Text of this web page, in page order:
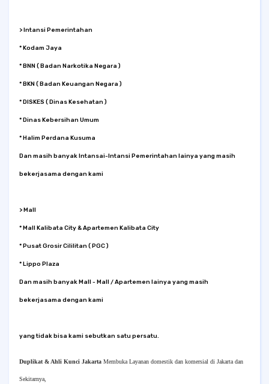
> Intansi Pemerintahan
* Kodam Jaya
* BNN ( Badan Narkotika Negara )
* BKN ( Badan Keuangan Negara )
* DISKES ( Dinas Kesehatan )
* Dinas Kebersihan Umum
* Halim Perdana Kusuma
Dan masih banyak Intansai-Intansi Pemerintahan lainya yang masih
bekerjasama dengan kami
> Mall
* Mall Kalibata City & Apartemen Kalibata City
* Pusat Grosir Cililitan ( PGC )
* Lippo Plaza
Dan masih banyak Mall - Mall / Apartemen lainya yang masih
bekerjasama dengan kami
yang tidak bisa kami sebutkan satu persatu.
Duplikat & Ahli Kunci Jakarta Membuka Layanan domestik dan komersial di Jakarta dan
Sekitarnya,